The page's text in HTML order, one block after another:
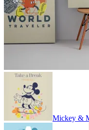
Mickey &